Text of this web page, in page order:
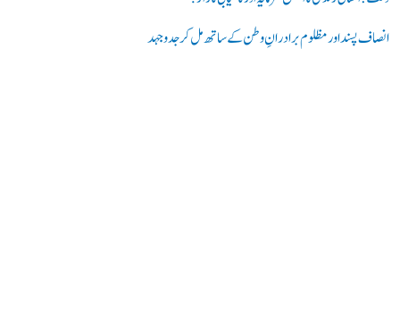
انصاف پسند اور مظلوم برادرانِ وطن کے ساتھ مل کر جدوجہد